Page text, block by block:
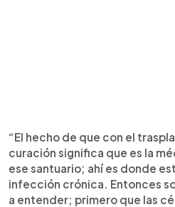
“El hecho de que con el
curación significa que es la
ese santuario; ahí es donde
infección crónica. Entonces
a entender; primero que las